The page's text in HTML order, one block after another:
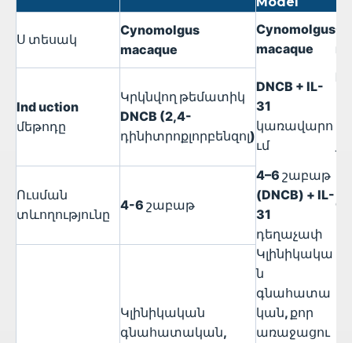
Ս տեսակ
Cynomolgus
macaque
Cynomolgus
macaque
Induction
մեթոդը
Կրկնվող թեմատիկ
DNCB (2,4-
դինիտրոքլորբենզոլ)
DNCB + IL-
31
կառավարո
ւմ
ն
Ուսման
տևողությունը
4-6 շաբաթ
4–6 շաբաթ
(DNCB) + IL-
31
դեղաչափ
Կլինիկական
գնահատական,
Կլինիկակա
ն
գնահատա
կան, քոր
առաջացու